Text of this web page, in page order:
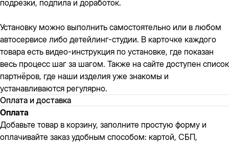
подрезки, подпила и доработок.
Установку можно выполнить самостоятельно или в любом
автосервисе либо детейлинг-студии. В карточке каждого
товара есть видео-инструкция по установке, где показан
весь процесс шаг за шагом. Также на сайте доступен список
партнёров, где наши изделия уже знакомы и
устанавливаются регулярно.
Оплата и доставка
Оплата
Добавьте товар в корзину, заполните простую форму и
оплачивайте заказ удобным способом: картой, СБП,